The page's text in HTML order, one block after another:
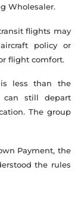
Wholesaler.
flights may
policy or
flight comfort.
less than the
can still depart
The group
Payment, the
the rules